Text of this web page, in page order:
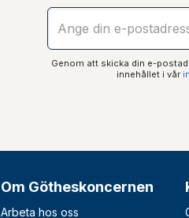
Genom att skicka din e-
innehållet i vår
Om Götheskoncernen
Arbeta hos oss